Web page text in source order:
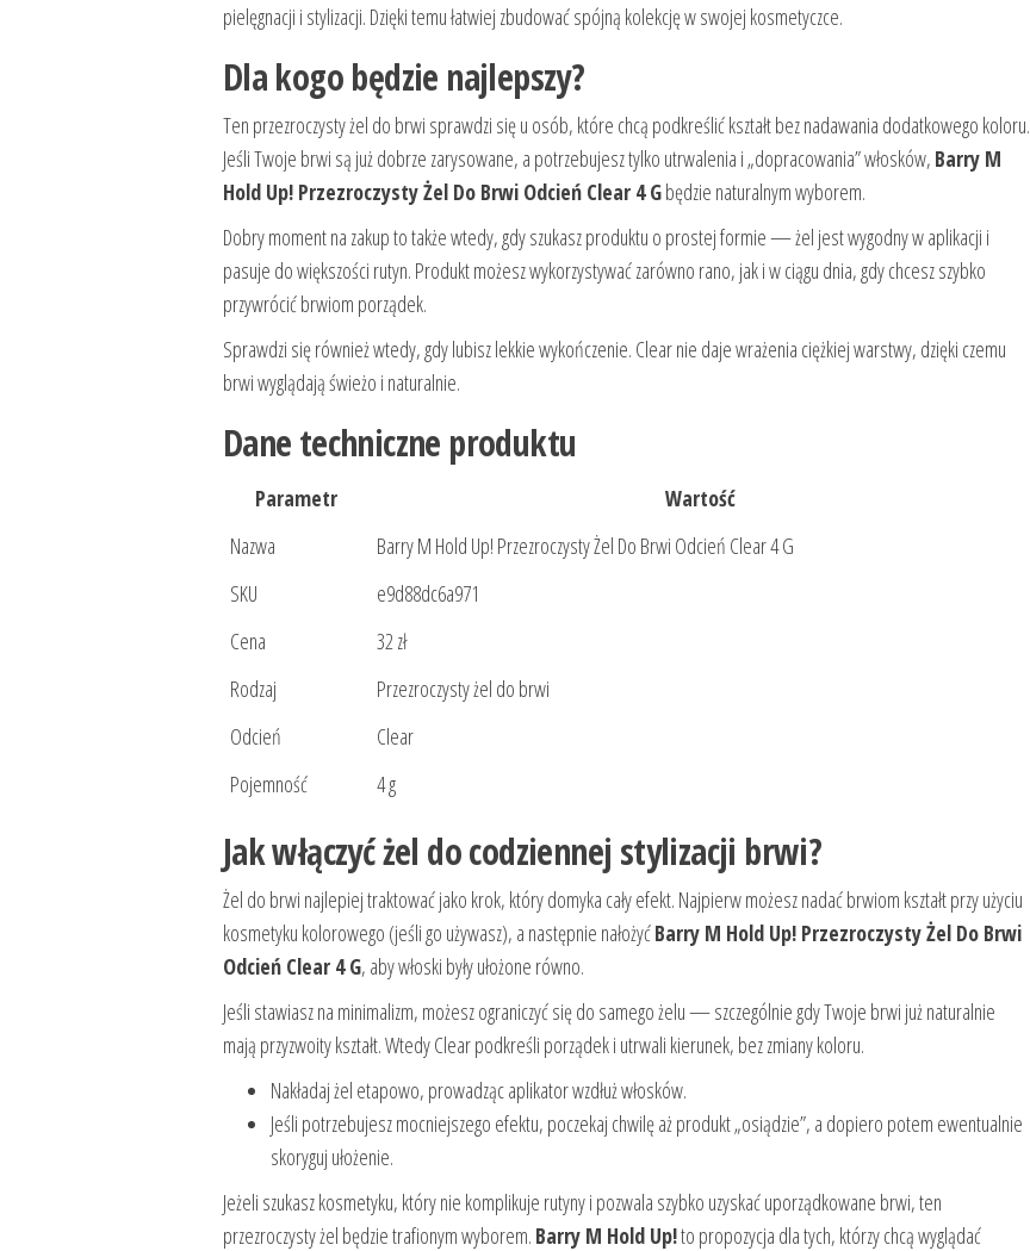
pielęgnacji i stylizacji. Dzięki temu łatwiej zbudować spójną kolekcję w swojej kosmetyczce.
Dla kogo będzie najlepszy?
Ten przezroczysty żel do brwi sprawdzi się u osób, które chcą podkreślić kształt bez nadawania dodatkowego koloru.
Jeśli Twoje brwi są już dobrze zarysowane, a potrzebujesz tylko utrwalenia i „dopracowania” włosków, Barry M
Hold Up! Przezroczysty Żel Do Brwi Odcień Clear 4 Gbędzie naturalnym wyborem.
Dobry moment na zakup to także wtedy, gdy szukasz produktu o prostej formie — żel jest wygodny w aplikacji i
pasuje do większości rutyn. Produkt możesz wykorzystywać zarówno rano, jak i w ciągu dnia, gdy chcesz szybko
przywrócić brwiom porządek.
Sprawdzi się również wtedy, gdy lubisz lekkie wykończenie. Clear nie daje wrażenia ciężkiej warstwy, dzięki czemu
brwi wyglądają świeżo i naturalnie.
Dane techniczne produktu
Parametr
Wartość
Nazwa
Barry M Hold Up! Przezroczysty Żel Do Brwi Odcień Clear 4 G
SKU
e9d88dc6a971
Cena
32 zł
Rodzaj
Przezroczysty żel do brwi
Odcień
Clear
Pojemność
4 g
Jak włączyć żel do codziennej stylizacji brwi?
Żel do brwi najlepiej traktować jako krok, który domyka cały efekt. Najpierw możesz nadać brwiom kształt przy użyciu
kosmetyku kolorowego (jeśli go używasz), a następnie nałożyćBarry M Hold Up! Przezroczysty Żel Do Brwi
Odcień Clear 4 G, aby włoski były ułożone równo.
Jeśli stawiasz na minimalizm, możesz ograniczyć się do samego żelu — szczególnie gdy Twoje brwi już naturalnie
mają przyzwoity kształt. Wtedy Clear podkreśli porządek i utrwali kierunek, bez zmiany koloru.
Nakładaj żel etapowo, prowadząc aplikator wzdłuż włosków.
Jeśli potrzebujesz mocniejszego efektu, poczekaj chwilę aż produkt „osiądzie”, a dopiero potem ewentualnie
skoryguj ułożenie.
Jeżeli szukasz kosmetyku, który nie komplikuje rutyny i pozwala szybko uzyskać uporządkowane brwi, ten
przezroczysty żel będzie trafionym wyborem. Barry M Hold Up!to propozycja dla tych, którzy chcą wyglądać